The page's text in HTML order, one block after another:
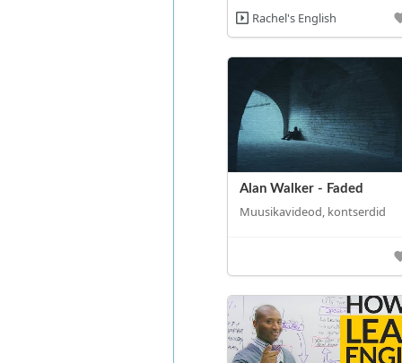
Rachel's English
Alan Walker - Faded
Muusikavideod, kontserdid